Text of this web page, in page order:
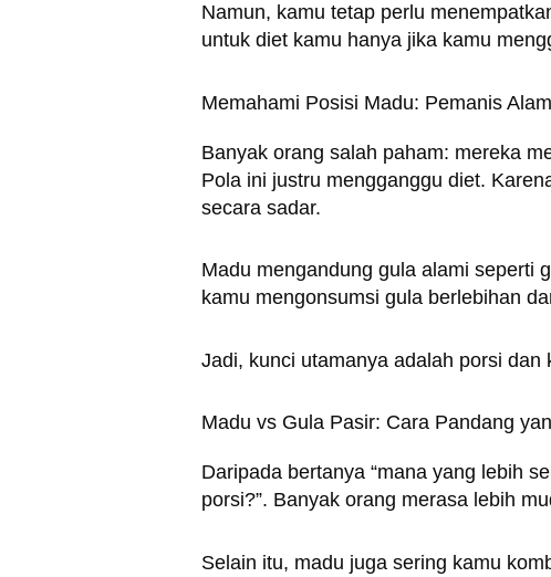
Namun, kamu tetap perlu
untuk diet kamu hanya jika kamu
Memahami Posisi Madu: Pemanis
Banyak orang salah paham: mereka
Pola ini justru mengganggu diet.
secara sadar.
Madu mengandung gula alami seperti
kamu mengonsumsi gula berlebihan
Jadi, kunci utamanya adalah porsi dan
Madu vs Gula Pasir: Cara Pandang
Daripada bertanya “mana yang lebih
porsi?”. Banyak orang merasa lebih
Selain itu, madu juga sering kamu